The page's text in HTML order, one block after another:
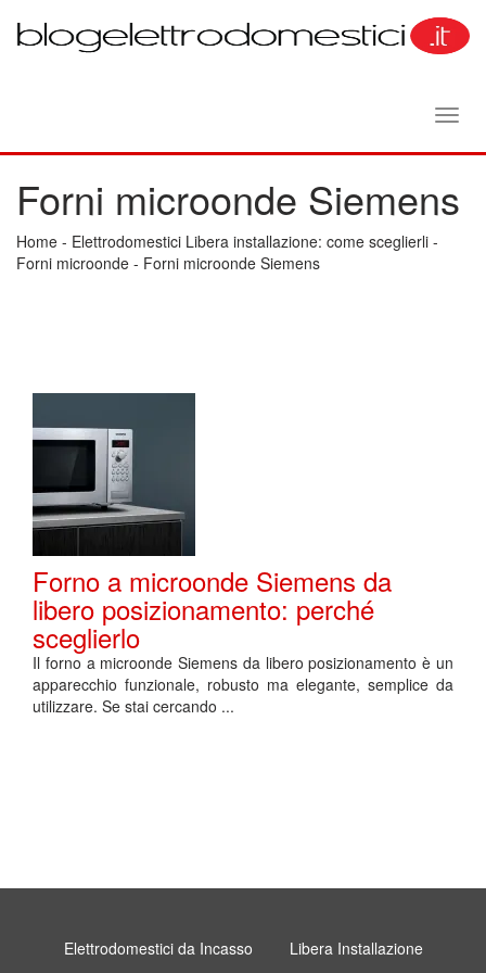
Forni microonde Siemens
Home - Elettrodomestici Libera installazione: come sceglierli -
Forni microonde - Forni microonde Siemens
Forno a microonde Siemens da
libero posizionamento: perché
sceglierlo
Il forno a microonde Siemens da libero posizionamento è un
apparecchio funzionale, robusto ma elegante, semplice da
utilizzare. Se stai cercando ...
Elettrodomestici da Incasso
Libera Installazione